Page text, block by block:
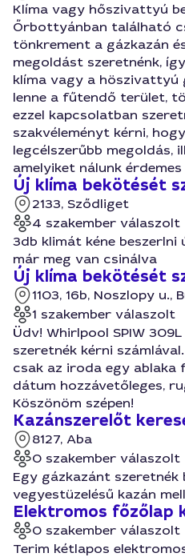
Klíma vagy hőszivattyú
Őrbottyánban található
tönkrement a gázkazán
megoldást szeretnénk,
klíma vagy a höszivattyú
lenne a fűtendő terület,
ezzel kapcsolatban
szakvéleményt kérni,
legcélszerűbb megoldás,
amelyiket nálunk
Új klíma bekötését
2133, Sződliget
4 szakember válaszolt
3db klimát kéne beszerlni
már meg van csinálva
Új klíma bekötését
1103, 16b, Noszlopy u.,
1 szakember válaszolt
Üdv! Whirlpool SPIW
szeretnék kérni
csak az iroda egy ablaka
dátum hozzávetőleges,
Köszönöm szépen!
Kazánszerelőt
8127, Aba
0 szakember válaszolt
Egy gázkazánt szeretnék
vegyestüzelésű kazán
Elektromos főzőlap
0 szakember válaszolt
Terim kétlapos